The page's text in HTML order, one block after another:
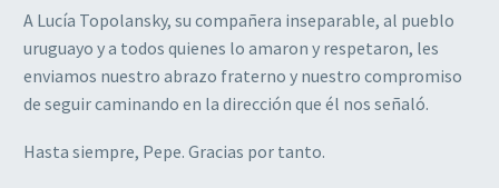
A Lucía Topolansky, su compañera inseparable, al pueblo
uruguayo y a todos quienes lo amaron y respetaron, les
enviamos nuestro abrazo fraterno y nuestro compromiso
de seguir caminando en la dirección que él nos señaló.
Hasta siempre, Pepe. Gracias por tanto.